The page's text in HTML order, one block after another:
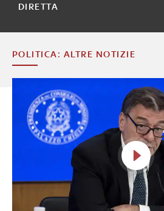
DIRETTA
POLITICA: ALTRE NOTIZIE